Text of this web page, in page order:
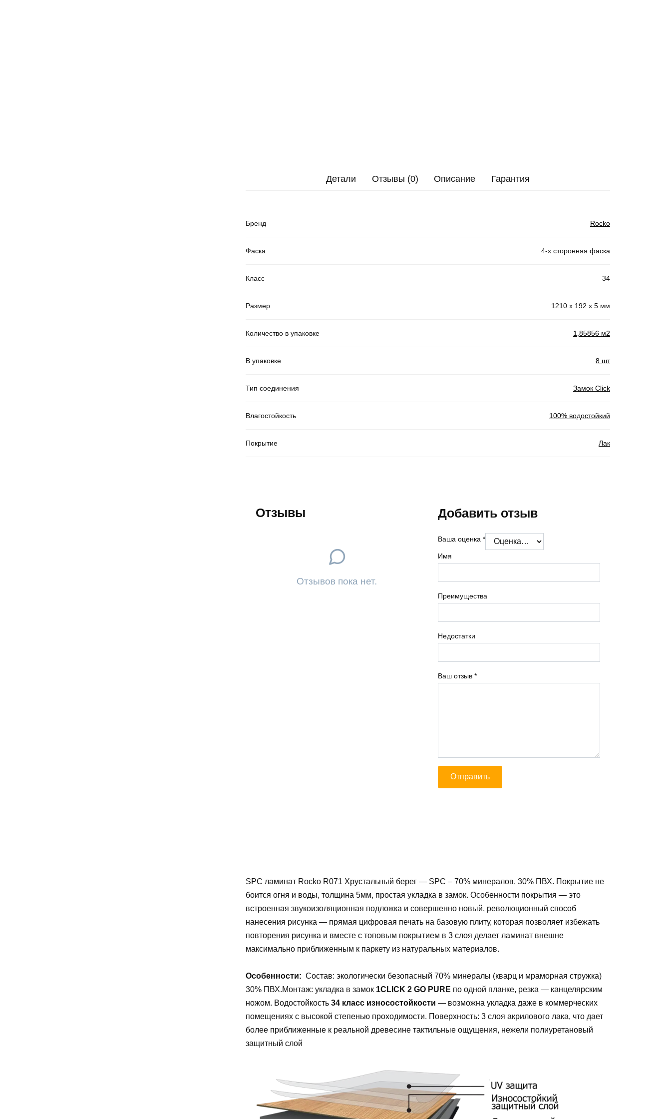
Детали Отзывы (0) Описание Гарантия
Бренд Rocko
Фаска 4-х сторонняя фаска
Класс 34
Размер 1210 x 192 x 5 мм
Количество в упаковке 1,85856 м2
В упаковке 8 шт
Тип соединения Замок Click
Влагостойкость 100% водостойкий
Покрытие Лак
Отзывы
Отзывов пока нет.
Добавить отзыв
Ваша оценка *
Ваш отзыв *
Имя
Преимущества
Недостатки
SPC ламинат Rocko R071 Хрустальный берег — SPC – 70% минералов, 30% ПВХ. Покрытие не
боится огня и воды, толщина 5мм, простая укладка в замок. Особенности покрытия — это
встроенная звукоизоляционная подложка и совершенно новый, революционный способ
нанесения рисунка — прямая цифровая печать на базовую плиту, которая позволяет избежать
повторения рисунка и вместе с топовым покрытием в 3 слоя делает ламинат внешне
максимально приближенным к паркету из натуральных материалов.
Особенности: Состав: экологически безопасный 70% минералы (кварц и мраморная стружка)
30% ПВХ.Монтаж: укладка в замок 1CLICK 2 GO PURE по одной планке, резка — канцелярским
ножом. Водостойкость 34 класс износостойкости — возможна укладка даже в коммерческих
помещениях с высокой степенью проходимости. Поверхность: 3 слоя акрилового лака, что дает
более приближенные к реальной древесине тактильные ощущения, нежели полиуретановый
защитный слой